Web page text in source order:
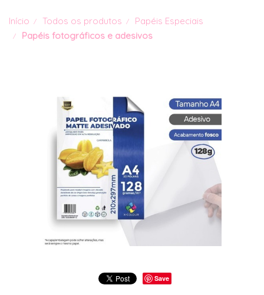
Início Todos os produtos
Papéis Especiais
Papéis fotográficos e adesivos
Save